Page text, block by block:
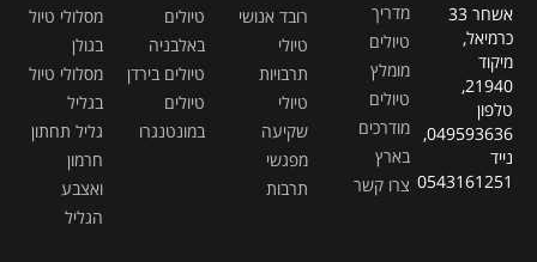
אשחר 33
כרמיאל,
מיקוד
21940,
טלפון
049593636,
נייד
0543161251
מדריך
טיולים
מומלץ
טיולים
מודרכים
בארץ
צרו קשר
רובד אנושי
טיולי
תרבויות
טיולי
שקיעה
מפגשי
תרבות
טיולים
באלבניה
טיולים בירדן
טיולים
במונטנגרו
מסלולי טיול
בגולן
מסלולי טיול
בגליל
גליל תחתון
חרמון
ואצבע
הגליל